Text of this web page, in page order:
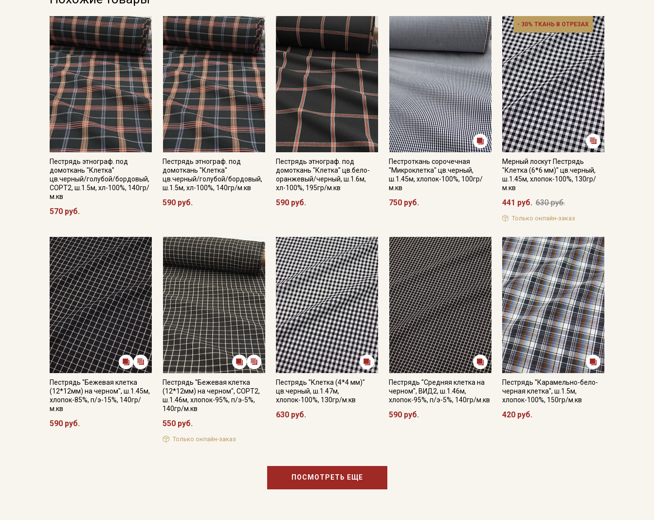
Пестрядь этнограф. под
домоткань "Клетка"
цв.черный/голубой/бордовый,
СОРТ2, ш.1.5м, хл-100%, 140гр/
м.кв
570 руб.
Пестрядь этнограф. под
домоткань "Клетка"
цв.черный/голубой/бордовый,
ш.1.5м, хл-100%, 140гр/м.кв
590 руб.
Пестрядь этнограф. под
домоткань "Клетка" цв.бело-
оранжевый/черный, ш.1.6м,
хл-100%, 195гр/м.кв
590 руб.
Пестроткань сорочечная
"Микроклетка" цв.черный,
ш.1.45м, хлопок-100%, 100гр/
м.кв
750 руб.
- 30% ТКАНЬ В ОТРЕЗАХ
Мерный лоскут Пестрядь
"Клетка (6*6 мм)" цв.черный,
ш.1.45м, хлопок-100%, 130гр/
м.кв
441 руб. 630 руб.
Только онлайн-заказ
Пестрядь "Бежевая клетка
(12*12мм) на черном", ш.1.45м,
хлопок-85%, п/э-15%, 140гр/
м.кв
590 руб.
Пестрядь "Бежевая клетка
(12*12мм) на черном", СОРТ2,
ш.1.46м, хлопок-95%, п/э-5%,
140гр/м.кв
550 руб.
Только онлайн-заказ
Пестрядь "Клетка (4*4 мм)"
цв.черный, ш.1.47м,
хлопок-100%, 130гр/м.кв
630 руб.
Пестрядь "Средняя клетка на
черном", ВИД2, ш.1.46м,
хлопок-95%, п/э-5%, 140гр/м.кв
590 руб.
Пестрядь "Карамельно-бело-
черная клетка", ш.1.5м,
хлопок-100%, 150гр/м.кв
420 руб.
ПОСМОТРЕТЬ ЕЩЕ